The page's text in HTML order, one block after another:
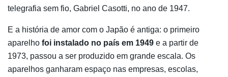
telegrafia sem fio, Gabriel Casotti, no ano de 1947.
E a história de amor com o Japão é antiga: o primeiro
aparelho foi instalado no país em 1949 e a partir de
1973, passou a ser produzido em grande escala. Os
aparelhos ganharam espaço nas empresas, escolas,